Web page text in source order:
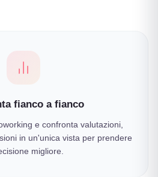
fianco a fianco
e confronta valutazioni,
in un'unica vista per prendere
migliore.